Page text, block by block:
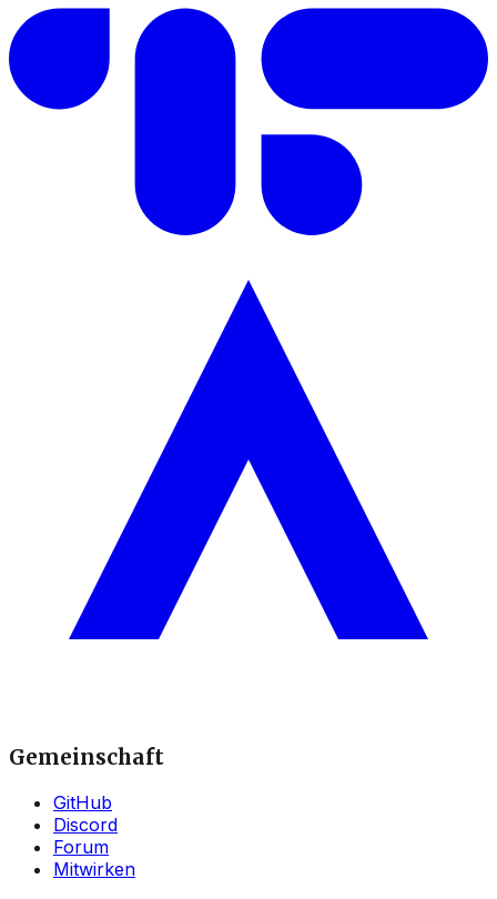
Gemeinschaft
GitHub
Discord
Forum
Mitwirken